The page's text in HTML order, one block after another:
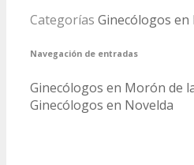
Categorías Ginecólogos en
Navegación de entradas
Ginecólogos en Morón de
Ginecólogos en Novelda